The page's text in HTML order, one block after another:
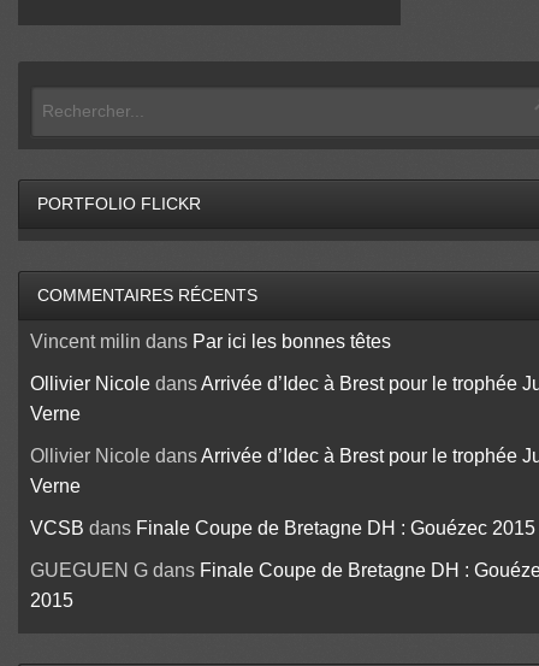
PORTFOLIO FLICKR
COMMENTAIRES RÉCENTS
Vincent milin dans Par ici les bonnes têtes
Ollivier NicoledansArrivée d’Idec à Brest pour le trophée
Verne
Ollivier NicoledansArrivée d’Idec à Brest pour le trophée
Verne
VCSB dans Finale Coupe de Bretagne DH : Gouézec 2015
GUEGUEN Gdans Finale Coupe de Bretagne DH :
2015